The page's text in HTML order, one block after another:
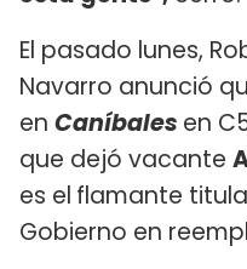
El pasado lunes,
Navarro anunció
en Caníbales en
que dejó vacante
es el flamante
Gobierno en